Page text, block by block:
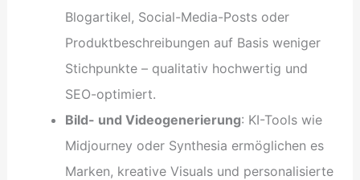
Blogartikel, Social-Media-Posts oder
Produktbeschreibungen auf Basis weniger
Stichpunkte – qualitativ hochwertig und
SEO-optimiert.
Bild- und Videogenerierung: KI-Tools wie
Midjourney oder Synthesia ermöglichen es
Marken, kreative Visuals und personalisierte